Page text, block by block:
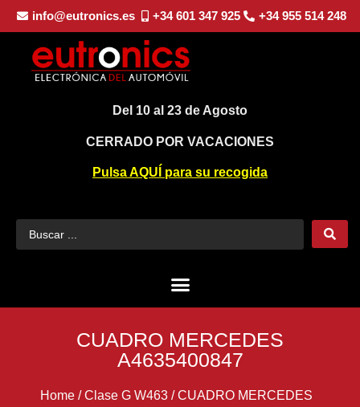
info@eutronics.es +34 601 347 925 +34 955 514 248
Del 10 al 23 de Agosto
CERRADO POR VACACIONES
Pulsa AQUÍ para su recogida
CUADRO MERCEDES
A4635400847
Home /Clase G W463 /CUADRO MERCEDES